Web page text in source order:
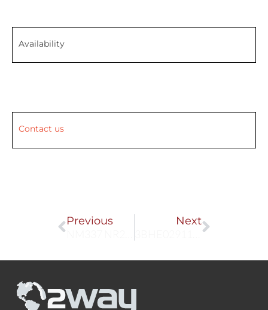
Availability
Contact us
Prev
Previous
NextNext